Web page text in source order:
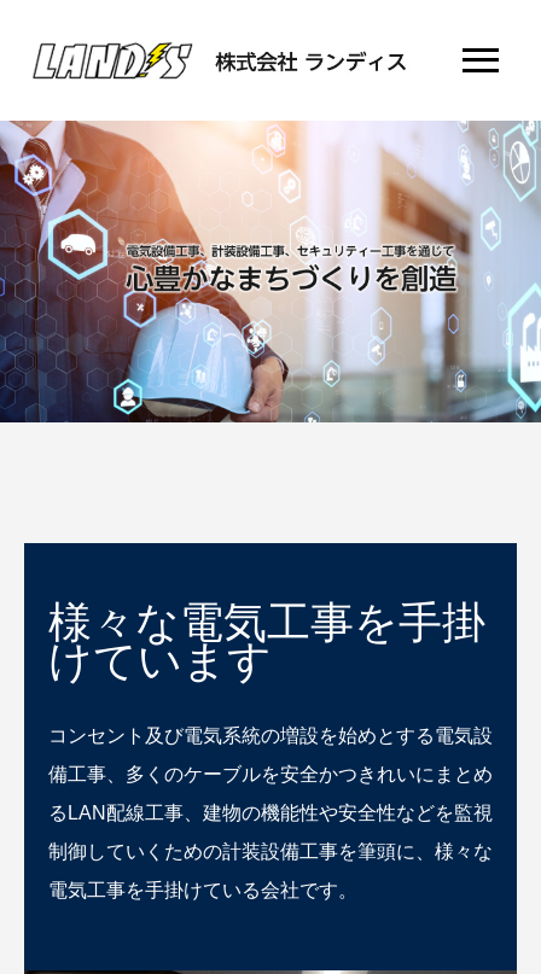
様々な電気工事を手掛
けています
コンセント及び電気系統の増設を始めとする電気設
備工事、多くのケーブルを安全かつきれいにまとめ
るLAN配線工事、建物の機能性や安全性などを監視
制御していくための計装設備工事を筆頭に、様々な
電気工事を手掛けている会社です。